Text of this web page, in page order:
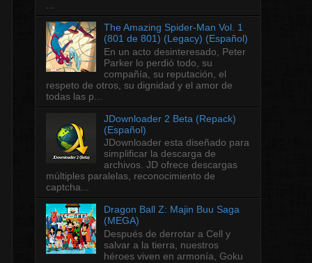
The Amazing Spider-Man Vol. 1
(801 de 801) (Legacy) (Español)
En un acto desinteresado, Peter
Parker lo perdió todo, su
compañía, su reputación, el
respeto de otros, su dignidad y el amor de
todas las p...
JDownloader 2 Beta (Repack)
(Español)
JDownloader esta diseñado para
simplificar la descarga de
archivos. JD ofrece descargas
múltiples paralelas, reconocimiento de
captcha...
Dragon Ball Z: Majin Buu Saga
(MEGA)
Después de derrotar a Cell y
salvar a la tierra, nuestros
héroes viven en armonía, Goku